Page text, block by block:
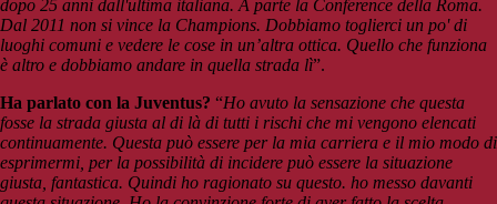
dopo 25 anni dall'ultima italiana. A parte la Conference della Roma.
Dal 2011 non si vince la Champions. Dobbiamo toglierci un po' di
luoghi comuni e vedere le cose in un’altra ottica. Quello che funziona
è altro e dobbiamo andare in quella strada lì”.
Ha parlato con la Juventus? “Ho avuto la sensazione che questa
fosse la strada giusta al di là di tutti i rischi che mi vengono elencati
continuamente. Questa può essere per la mia carriera e il mio modo di
esprimermi, per la possibilità di incidere può essere la situazione
giusta, fantastica. Quindi ho ragionato su questo. ho messo davanti